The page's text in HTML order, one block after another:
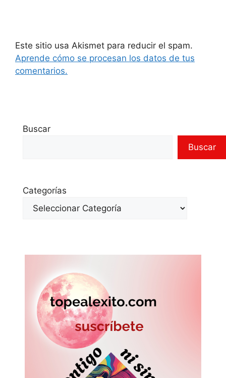
Este sitio usa Akismet para reducir el spam.
Aprende cómo se procesan los datos de tus
comentarios.
Buscar
Buscar
Categorías